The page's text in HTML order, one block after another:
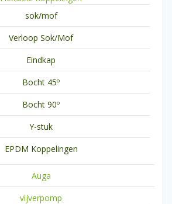
sok/mof
Verloop Sok/Mof
Eindkap
Bocht 45º
Bocht 90º
Y-stuk
EPDM Koppelingen
Auga
vijverpomp